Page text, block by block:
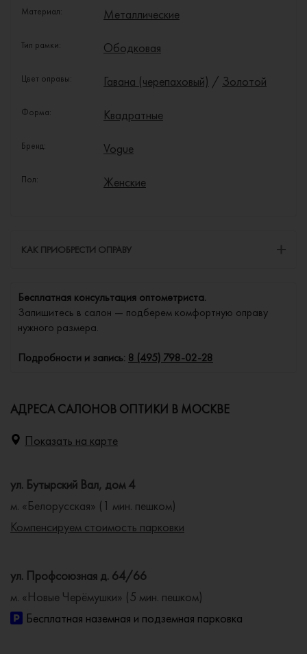
Материал: Металлические
Тип рамки: Ободковая
Цвет оправы: Гавана (черепаховый) / Золотой
Форма: Квадратные
Бренд: Vogue
Пол: Женские
КАК ПРИОБРЕСТИ ОПРАВУ
Бесплатная консультация оптометриста.
Запишитесь в салон — подберем комфортную оправу
нужного размера.
Подробности и запись: 8 (495) 798-02-28
АДРЕСА САЛОНОВ ОПТИКИ В МОСКВЕ
Показать на карте
ул. Бутырский Вал, дом 4
м. «Белорусская» (1 мин. пешком)
Компенсируем стоимость парковки
ул. Профсоюзная д. 64/66
м. «Новые Черёмушки» (5 мин. пешком)
Бесплатная наземная и подземная парковка